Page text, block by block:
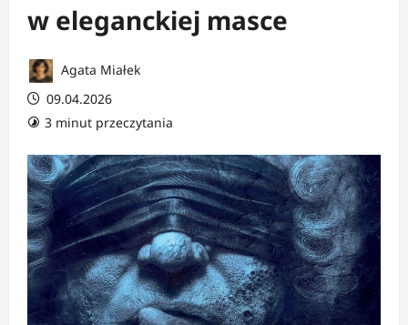
w eleganckiej masce
Agata Miałek
09.04.2026
3 minut przeczytania